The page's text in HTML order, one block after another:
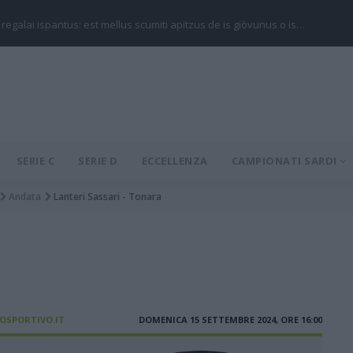
regalai ispantus: est mellus scumiti apitzus de is giòvunus o is…
SERIE C SERIE D ECCELLENZA CAMPIONATI SARDI
Andata Lanteri Sassari - Tonara
DOMENICA 15 SETTEMBRE 2024, ORE 16:00